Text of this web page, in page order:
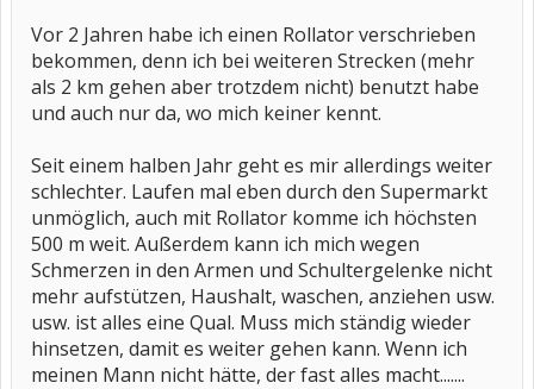
Vor 2 Jahren habe ich einen Rollator verschrieben
bekommen, denn ich bei weiteren Strecken (mehr
als 2 km gehen aber trotzdem nicht) benutzt habe
und auch nur da, wo mich keiner kennt.
Seit einem halben Jahr geht es mir allerdings weiter
schlechter. Laufen mal eben durch den Supermarkt
unmöglich, auch mit Rollator komme ich höchsten
500 m weit. Außerdem kann ich mich wegen
Schmerzen in den Armen und Schultergelenke nicht
mehr aufstützen, Haushalt, waschen, anziehen usw.
usw. ist alles eine Qual. Muss mich ständig wieder
hinsetzen, damit es weiter gehen kann. Wenn ich
meinen Mann nicht hätte, der fast alles macht.......